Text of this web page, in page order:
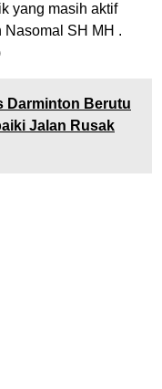
yang masih aktif
Nasomal SH MH .
Darminton Berutu
Jalan Rusak